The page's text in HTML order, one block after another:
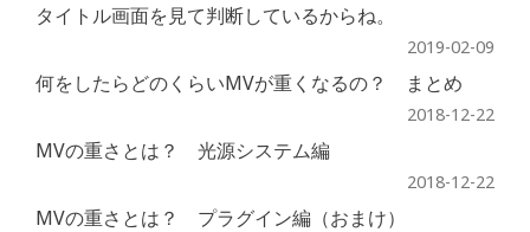
タイトル画面を見て判断しているからね。
2019-02-09
何をしたらどのくらいMVが重くなるの？ まとめ
2018-12-22
MVの重さとは？ 光源システム編
2018-12-22
MVの重さとは？ プラグイン編（おまけ）